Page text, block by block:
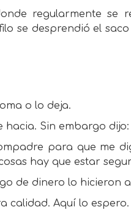
regularmente se
se desprendió el
o lo deja.
hacia. Sin embargo dijo:
para que me
hay que estar
de dinero lo hicieron
calidad. Aquí lo espero.